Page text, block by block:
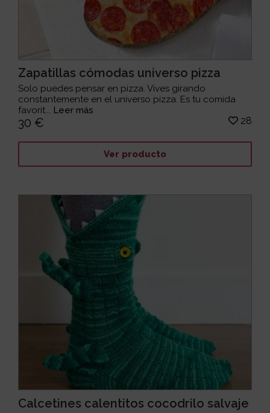
Zapatillas cómodas universo pizza
Solo puedes pensar en pizza. Vives girando
constantemente en el universo pizza. Es tu comida
favorit... Leer más
30 € 28
Ver producto
Calcetines calentitos cocodrilo salvaje